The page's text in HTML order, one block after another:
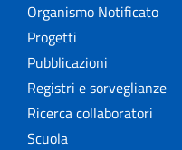
Organismo Notificato
Progetti
Pubblicazioni
Registri e sorveglianze
Ricerca collaboratori
Scuola